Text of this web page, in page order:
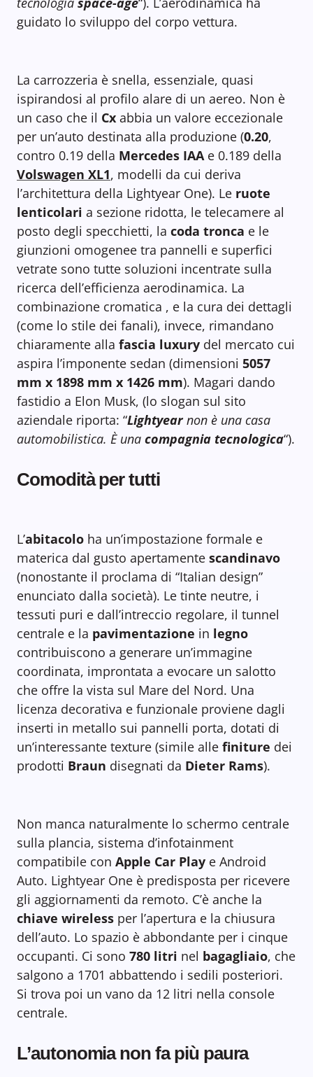
guidato lo sviluppo del corpo vettura.
La carrozzeria è snella, essenziale, quasi
ispirandosi al profilo alare di un aereo. Non è
un caso che il Cx abbia un valore eccezionale
per un’auto destinata alla produzione (0.20,
contro 0.19 della Mercedes IAAe 0.189 della
Volswagen XL1, modelli da cui deriva
l’architettura della Lightyear One). Le ruote
lenticolari a sezione ridotta, le telecamere al
posto degli specchietti, la coda tronca e le
giunzioni omogenee tra pannelli e superfici
vetrate sono tutte soluzioni incentrate sulla
ricerca dell’efficienza aerodinamica. La
combinazione cromatica , e la cura dei dettagli
(come lo stile dei fanali), invece, rimandano
chiaramente alla fascia luxury del mercato cui
aspira l’imponente sedan (dimensioni 5057
mm x 1898 mm x 1426 mm). Magari dando
fastidio a Elon Musk, (lo slogan sul sito
aziendale riporta: “Lightyearnon è una casa
automobilistica. È una compagnia tecnologica“).
Comodità per tutti
L’abitacolo ha un’impostazione formale e
materica dal gusto apertamente scandinavo
(nonostante il proclama di “Italian design”
enunciato dalla società). Le tinte neutre, i
tessuti puri e dall’intreccio regolare, il tunnel
centrale e la pavimentazione in legno
contribuiscono a generare un’immagine
coordinata, improntata a evocare un salotto
che offre la vista sul Mare del Nord. Una
licenza decorativa e funzionale proviene dagli
inserti in metallo sui pannelli porta, dotati di
un’interessante texture (simile alle finiture dei
prodotti Braun disegnati da Dieter Rams).
Non manca naturalmente lo schermo centrale
sulla plancia, sistema d’infotainment
compatibile con Apple Car Play e Android
Auto. Lightyear One è predisposta per ricevere
gli aggiornamenti da remoto. C’è anche la
chiave wireless per l’apertura e la chiusura
dell’auto. Lo spazio è abbondante per i cinque
occupanti. Ci sono 780 litri nel bagagliaio, che
salgono a 1701 abbattendo i sedili posteriori.
Si trova poi un vano da 12 litri nella console
centrale.
L’autonomia non fa più paura